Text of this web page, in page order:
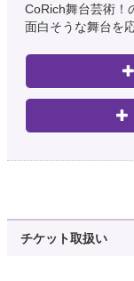
CoRich舞台芸術！
面白そうな舞台を
チケット取扱い